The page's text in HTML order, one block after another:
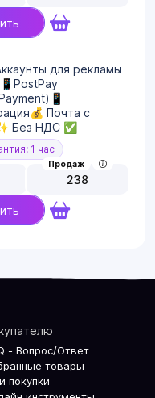
для рекламы
Почта с
Без НДС ✅
1 час
Продаж
238
- Вопрос/Ответ
товары
покупки